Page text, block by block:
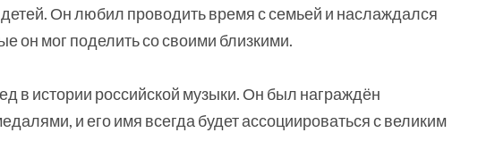
Он любил проводить время с семьей и наслаждался
он мог поделить со своими близкими.
в истории российской музыки. Он был награждён
и его имя всегда будет ассоциироваться с великим